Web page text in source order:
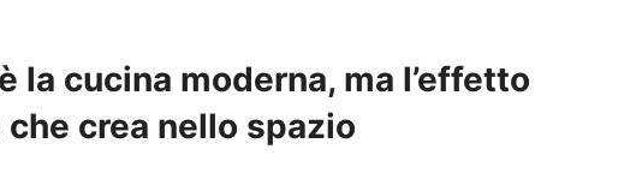
la cucina moderna, ma l’effetto
crea nello spazio